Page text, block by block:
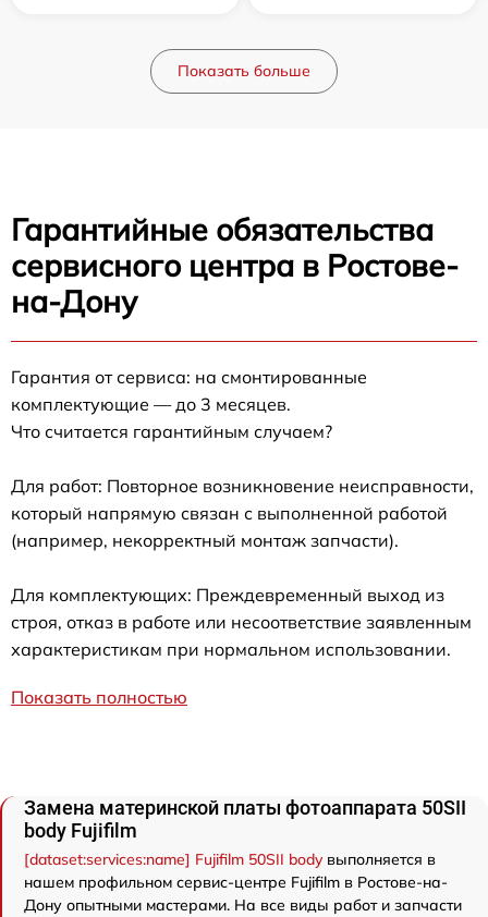
Показать больше
Гарантийные обязательства
сервисного центра в Ростове-
на-Дону
Гарантия от сервиса: на смонтированные
комплектующие — до 3 месяцев.
Что считается гарантийным случаем?
Для работ: Повторное возникновение неисправности,
который напрямую связан с выполненной работой
(например, некорректный монтаж запчасти).
Для комплектующих: Преждевременный выход из
строя, отказ в работе или несоответствие заявленным
характеристикам при нормальном использовании.
Показать полностью
Замена материнской платы фотоаппарата 50SII
body Fujifilm
[dataset:services:name] Fujifilm 50SII bodyвыполняется в
нашем профильном сервис-центре Fujifilm в Ростове-на-
Дону опытными мастерами. На все виды работ и запчасти